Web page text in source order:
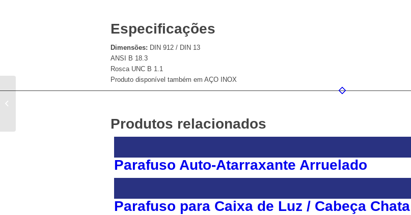
Especificações
Dimensões: DIN 912 / DIN 13
ANSI B 18.3
Rosca UNC B 1.1
Produto disponível também em AÇO INOX
Produtos relacionados
Parafuso Auto-Atarraxante Arruelado
Parafuso para Caixa de Luz / Cabeça Chata